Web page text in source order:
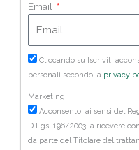
Email
Cliccando su Iscriviti
personali secondo la privacy
Marketing
Acconsento, ai sensi del
D.Lgs. 196/2003, a ricevere
da parte del Titolare del